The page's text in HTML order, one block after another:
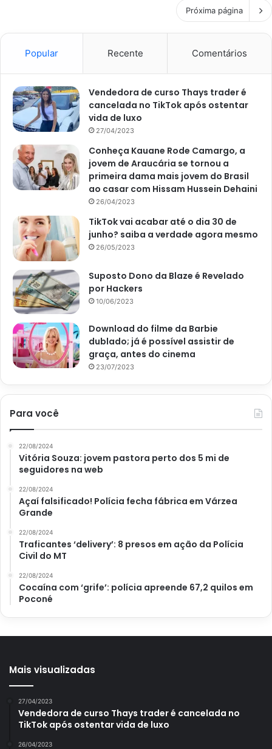
Próxima página
Popular Recente Comentários
Vendedora de curso Thays trader é
cancelada no TikTok após ostentar
vida de luxo
27/04/2023
Conheça Kauane Rode Camargo, a
jovem de Araucária se tornou a
primeira dama mais jovem do Brasil
ao casar com Hissam Hussein Dehaini
26/04/2023
TikTok vai acabar até o dia 30 de
junho? saiba a verdade agora mesmo
26/05/2023
Suposto Dono da Blaze é Revelado
por Hackers
10/06/2023
Download do filme da Barbie
dublado; já é possível assistir de
graça, antes do cinema
23/07/2023
Para você
22/08/2024
Vitória Souza: jovem pastora perto dos 5 mi de
seguidores na web
22/08/2024
Açaí falsificado! Polícia fecha fábrica em Várzea
Grande
22/08/2024
Traficantes ‘delivery’: 8 presos em ação da Polícia
Civil do MT
22/08/2024
Cocaína com ‘grife’: polícia apreende 67,2 quilos em
Poconé
Mais visualizadas
27/04/2023
Vendedora de curso Thays trader é cancelada no
TikTok após ostentar vida de luxo
26/04/2023